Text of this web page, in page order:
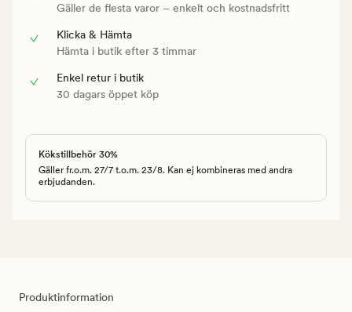
Gäller de flesta varor – enkelt och kostnadsfritt
Klicka & Hämta
Hämta i butik efter 3 timmar
Enkel retur i butik
30 dagars öppet köp
Kökstillbehör 30%
Gäller fr.o.m. 27/7 t.o.m. 23/8. Kan ej kombineras med andra
erbjudanden.
Produktinformation